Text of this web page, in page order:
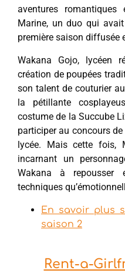
aventures
Marine, un duo qui
première saison diffusée
Wakana Gojo, lycéen
création de poupées
son talent de couturier
la pétillante
costume de la Succube
participer au concours
lycée. Mais cette fois,
incarnant un
Wakana à repousser
techniques
En savoir plus
saison 2
Rent-a-